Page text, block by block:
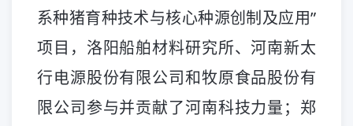
系种猪育种技术与核心种源创制及应用”
项目，洛阳船舶材料研究所、河南新太
行电源股份有限公司和牧原食品股份有
限公司参与并贡献了河南科技力量；郑